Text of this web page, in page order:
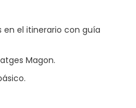
en el itinerario con guía
Magon.